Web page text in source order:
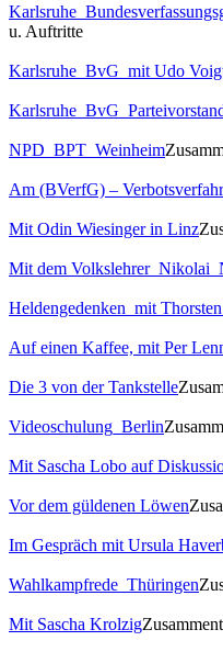
u. Auftritte
Karlsruhe_BvG_mit Udo
NPD_BPT_Weinheim
Am (BVerfG) –
Mit Odin Wiesinger in Linz
Mit dem
Heldengedenken_mit
Auf einen Kaffee, mit Per
Die 3 von der Tankstelle
Videoschulung_Berlin
Mit Sascha Lobo auf
Vor dem güldenen Löwen
Im Gespräch mit Ursula
Wahlkampfrede_Thüringen
Mit Sascha Krolzig